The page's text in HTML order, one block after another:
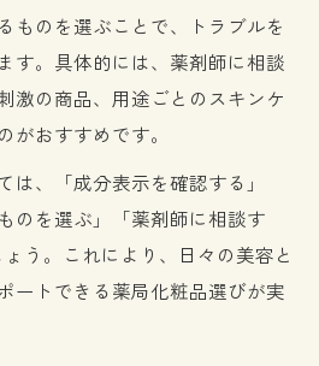
ものを選ぶことで、トラブルを
す。具体的には、薬剤師に相談
激の商品、用途ごとのスキンケ
がおすすめです。
は、「成分表示を確認する」
のを選ぶ」「薬剤師に相談す
う。これにより、日々の美容と
ートできる薬局化粧品選びが実